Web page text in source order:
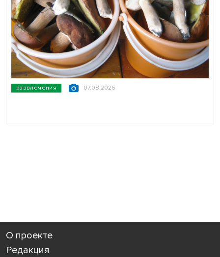
развлечения 07.08.2026
О проекте
Редакция